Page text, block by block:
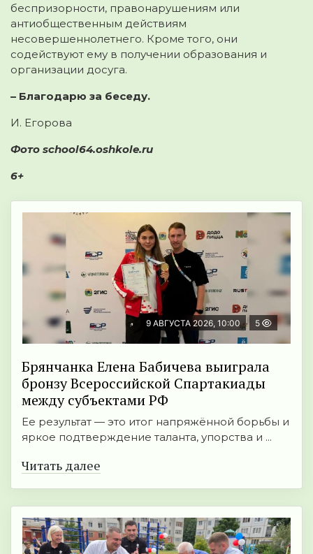
беспризорности, правонарушениям или
антиобщественным действиям
несовершеннолетнего. Кроме того, они
содействуют ему в получении образования и
организации досуга.
– Благодарю за беседу.
И. Егорова
Фото school64.oshkole.ru
6+
9 АВГУСТА 2026, 10:00 5
Брянчанка Елена Бабичева выиграла
бронзу Всероссийской Спартакиады
между субъектами РФ
Ее результат — это итог напряжённой борьбы и
яркое подтверждение таланта, упорства и ...
Читать далее